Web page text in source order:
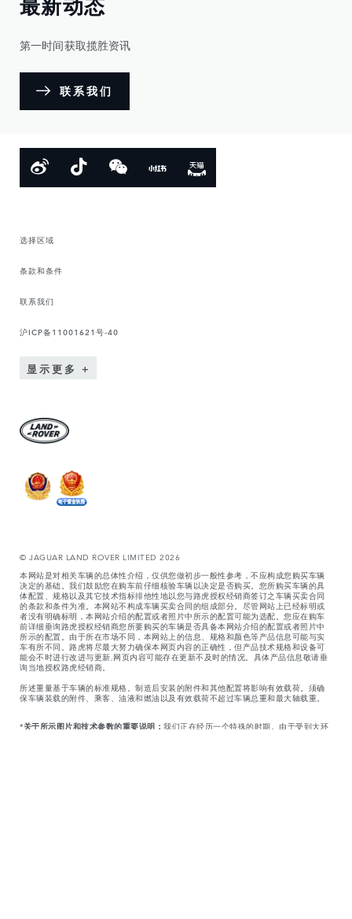
最新动态
第一时间获取揽胜资讯
联系我们
选择区域
条款和条件
联系我们
沪ICP备11001621号-40
显示更多
© JAGUAR LAND ROVER LIMITED 2026
本网站是对相关车辆的总体性介绍，仅供您做初步一般性参考，不应构成您购买车辆
决定的基础。我们鼓励您在购车前仔细核验车辆以决定是否购买。您所购买车辆的具
体配置、规格以及其它技术指标排他性地以您与路虎授权经销商签订之车辆买卖合同
的条款和条件为准。本网站不构成车辆买卖合同的组成部分。尽管网站上已经标明或
者没有明确标明，本网站介绍的配置或者照片中所示的配置可能为选配。您应在购车
前详细垂询路虎授权经销商您所要购买的车辆是否具备本网站介绍的配置或者照片中
所示的配置。由于所在市场不同，本网站上的信息、规格和颜色等产品信息可能与实
车有所不同。路虎将尽最大努力确保本网页内容的正确性，但产品技术规格和设备可
能会不时进行改进与更新,网页内容可能存在更新不及时的情况。具体产品信息敬请垂
询当地授权路虎经销商。
所述重量基于车辆的标准规格。制造后安装的附件和其他配置将影响有效载荷。须确
保车辆装载的附件、乘客、油液和燃油以及有效载荷不超过车辆总重和最大轴载重。
*关于所示图片和技术参数的重要说明： 我们正在经历一个特殊的时期。由于受到大环